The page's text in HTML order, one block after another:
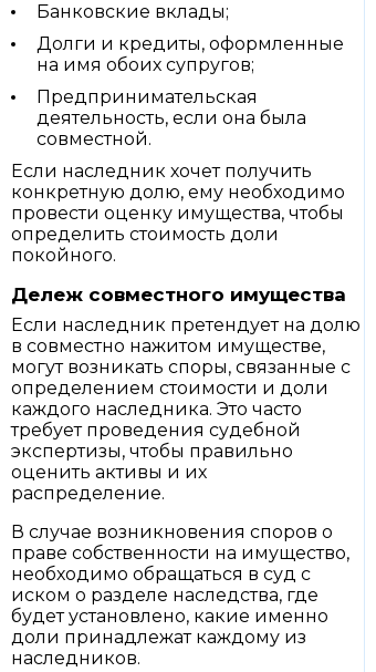
Банковские вклады;
Долги и кредиты, оформленные
на имя обоих супругов;
Предпринимательская
деятельность, если она была
совместной.
Если наследник хочет получить
конкретную долю, ему необходимо
провести оценку имущества, чтобы
определить стоимость доли
покойного.
Дележ совместного имущества
Если наследник претендует на долю
в совместно нажитом имуществе,
могут возникать споры, связанные с
определением стоимости и доли
каждого наследника. Это часто
требует проведения судебной
экспертизы, чтобы правильно
оценить активы и их
распределение.
В случае возникновения споров о
праве собственности на имущество,
необходимо обращаться в суд с
иском о разделе наследства, где
будет установлено, какие именно
доли принадлежат каждому из
наследников.